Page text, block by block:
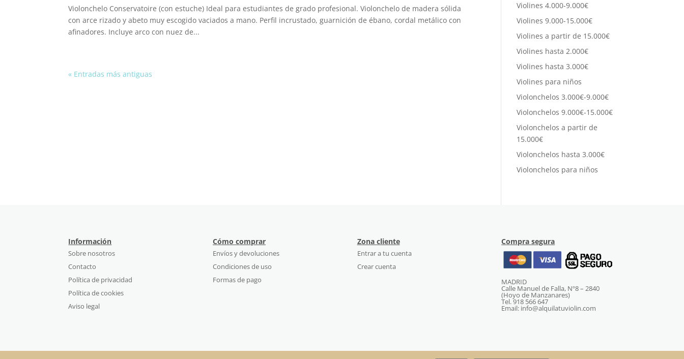
Violonchelo Conservatoire (con estuche) Ideal para estudiantes de grado profesional. Violonchelo de madera sólida
con arce rizado y abeto muy escogido vaciados a mano. Perfil incrustado, guarnición de ébano, cordal metálico con
afinadores. Incluye arco con nuez de...
« Entradas más antiguas
Violines 4.000-9.000€
Violines 9.000-15.000€
Violines a partir de 15.000€
Violines hasta 2.000€
Violines hasta 3.000€
Violines para niños
Violonchelos 3.000€-9.000€
Violonchelos 9.000€-15.000€
Violonchelos a partir de
15.000€
Violonchelos hasta 3.000€
Violonchelos para niños
Información
Sobre nosotros
Contacto
Política de privacidad
Política de cookies
Aviso legal
Cómo comprar
Envíos y devoluciones
Condiciones de uso
Formas de pago
Zona cliente
Entrar a tu cuenta
Crear cuenta
Compra segura
MADRID
Calle Manuel de Falla, Nº8 – 2840
(Hoyo de Manzanares)
Tel. 918 566 647
Email: info@alquilatuviolin.com